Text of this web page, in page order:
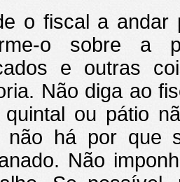
o fiscal a andar
o sobre a
e outras
Não diga ao
quintal ou pátio
não há por que
Não